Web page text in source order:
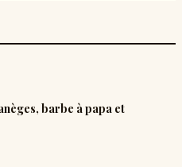
barbe à papa et